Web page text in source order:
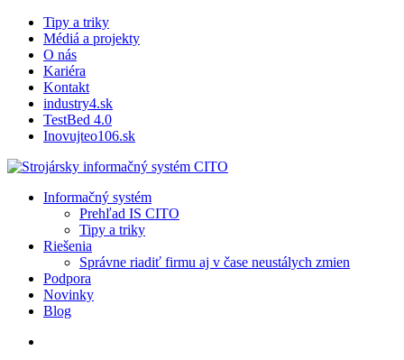
Skip
main
content
Tipy a triky
Médiá a projekty
O nás
Kariéra
Kontakt
industry4.sk
TestBed 4.0
Inovujteo106.sk
search
Menu
Informačný systém
Prehľad IS CITO
Tipy a triky
Riešenia
Správne riadiť firmu aj v čase neustálych zmien
Podpora
Novinky
Blog